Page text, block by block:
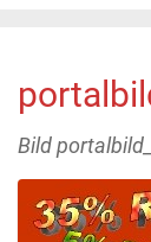
Bild